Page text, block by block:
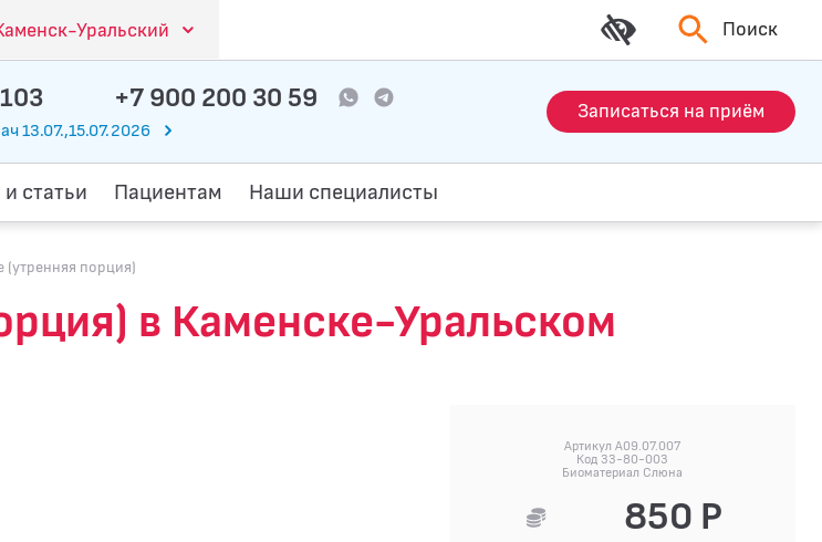
Уральский Поиск
+7 900 200 30 59
13.07.,15.07.2026
Записаться на приём
статьи Пациентам Наши специалисты
(утренняя порция)
в Каменске-Уральском
Артикул A09.07.007
Код 33-80-003
Биоматериал Слюна
850 Р